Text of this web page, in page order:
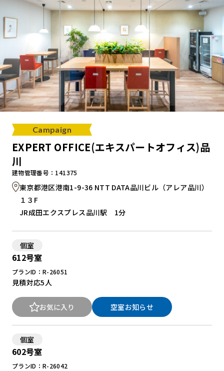
Campaign
EXPERT OFFICE(エキスパートオフィス)品
川
建物管理番号：141375
東京都港区港南1-9-36 NTT DATA品川ビル（アレア品川）
１３F
JR成田エクスプレス品川駅 1分
個室
612号室
プランID：R-26051
見積対応5人
お気に入り 空室お知らせ
個室
602号室
プランID：R-26042